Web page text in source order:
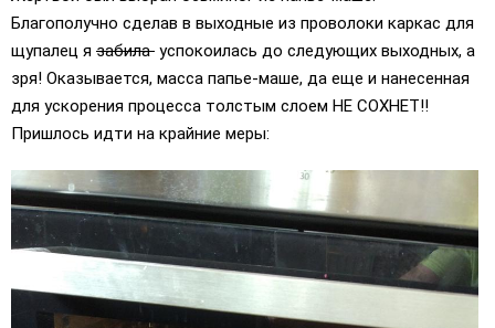
Благополучно сделав в выходные из проволоки каркас для
щупалец я забила успокоилась до следующих выходных, а
зря! Оказывается, масса папье-маше, да еще и нанесенная
для ускорения процесса толстым слоем НЕ СОХНЕТ!!
Пришлось идти на крайние меры: